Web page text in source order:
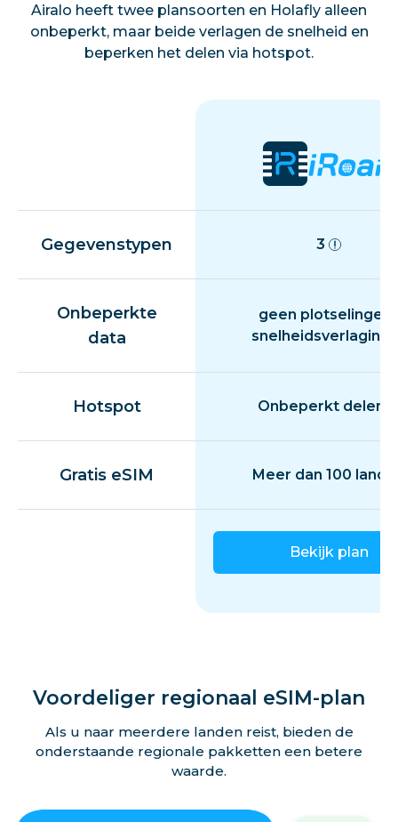
Airalo heeft twee plansoorten en Holafly alleen
onbeperkt, maar beide verlagen de snelheid en
beperken het delen via hotspot.
Gegevenstypen 3
Onbeperkte
data
geen plotselinge
snelheidsverlaging
Hotspot Onbeperkt delen
Gratis eSIM Meer dan 100
Bekijk plan
Voordeliger regionaal eSIM-plan
Als u naar meerdere landen reist, bieden de
onderstaande regionale pakketten een betere
waarde.